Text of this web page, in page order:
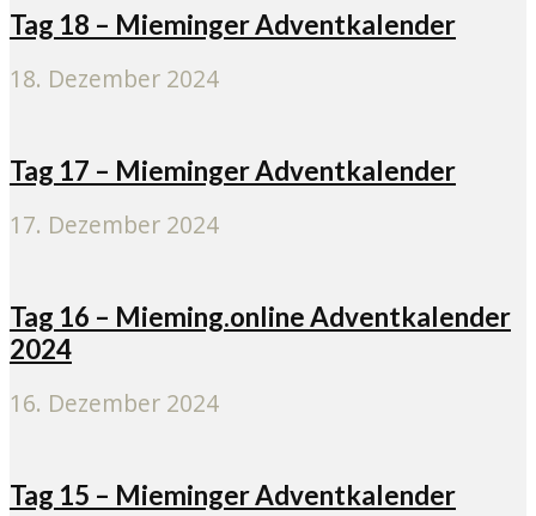
Tag 18 – Mieminger Adventkalender
18. Dezember 2024
Tag 17 – Mieminger Adventkalender
17. Dezember 2024
Tag 16 – Mieming.online Adventkalender
2024
16. Dezember 2024
Tag 15 – Mieminger Adventkalender